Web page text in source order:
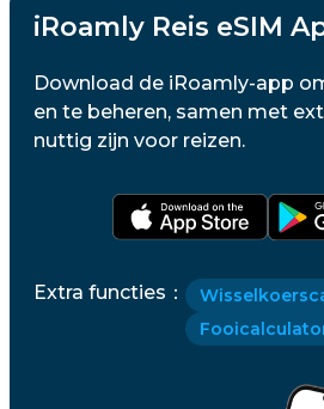
iRoamly Reis eSIM
Download de iRoamly-app
en te beheren, samen met
nuttig zijn voor reizen.
Extra functies ：